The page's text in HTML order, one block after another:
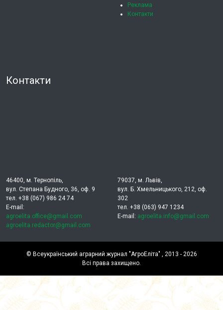
Реклама
Контакти
Контакти
46400, м. Тернопіль,
вул. Степана Будного, 36, оф. 9
тел. +38 (067) 986 24 74
E-mail:
agroelita.office@gmail.com
agroelita.redactor@gmail.com
79037, м. Львів,
вул. Б. Хмельницького, 212, оф.
302
тел. +38 (063) 947 1234
E-mail: agroelita.info@gmail.com
© Всеукраїнський аграрний журнал "АгроЕліта" , 2013 - 2026
Всі права захищено.